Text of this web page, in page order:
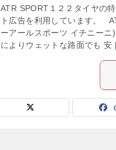
ATR SPORT１２２タイヤの
ト広告を利用しています。
ーアールスポーツ イチニー
によりウェットな路面でも